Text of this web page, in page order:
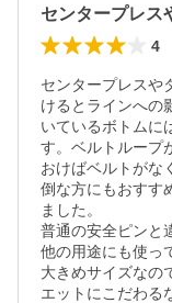
4
センタープレスや
けるとラインへの
いているボトムに
す。ベルトループ
おけばベルトがな
倒な方にもおすす
ました。
普通の安全ピンと
他の用途にも使っ
大きめサイズなの
エットにこだわる